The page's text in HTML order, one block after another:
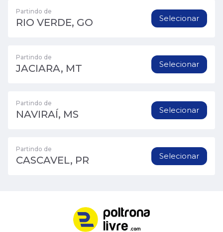
Partindo de
RIO VERDE, GO Selecionar
Partindo de
JACIARA, MT Selecionar
Partindo de
NAVIRAÍ, MS Selecionar
Partindo de
CASCAVEL, PR Selecionar